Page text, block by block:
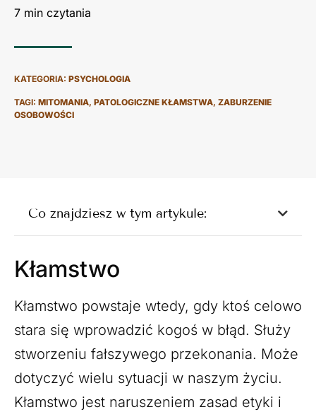
KATEGORIA: PSYCHOLOGIA
TAGI: MITOMANIA, PATOLOGICZNE KŁAMSTWA, ZABURZENIE
OSOBOWOŚCI
Co znajdziesz w tym artykule:
Kłamstwo
Kłamstwo powstaje wtedy, gdy ktoś celowo
stara się wprowadzić kogoś w błąd. Służy
stworzeniu fałszywego przekonania. Może
dotyczyć wielu sytuacji w naszym życiu.
Kłamstwo jest naruszeniem zasad etyki i